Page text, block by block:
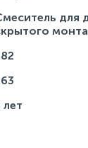
для
лет